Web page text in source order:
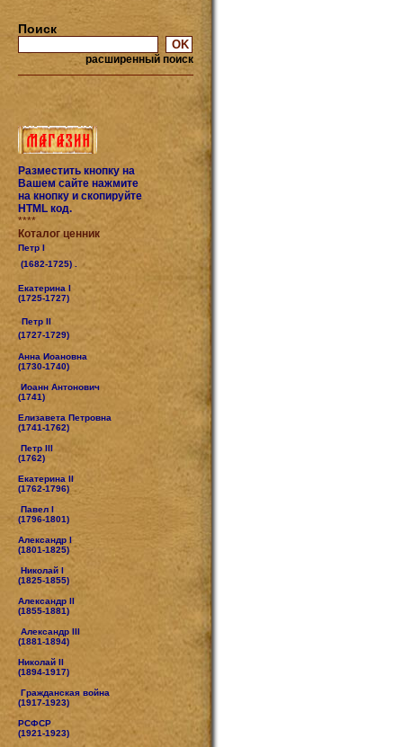
Поиск
расширенный поиск
Разместить кнопку на
Вашем сайте нажмите
на кнопку и скопируйте
HTML код.
****
Коталог ценник
Петр I
(1682-1725) .
Екатерина I
(1725-1727)
Петр II
(1727-1729)
Анна Иоановна
(1730-1740)
Иоанн Антонович
(1741)
Елизавета Петровна
(1741-1762)
Петр III
(1762)
Екатерина II
(1762-1796)
Павел I
(1796-1801)
Александр I
(1801-1825)
Николай I
(1825-1855)
Александр II
(1855-1881)
Александр III
(1881-1894)
Николай II
(1894-1917)
Гражданская война
(1917-1923)
РСФСР
(1921-1923)